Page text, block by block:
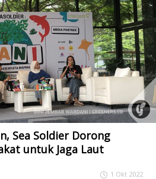
Sea Soldier Dorong
untuk Jaga Laut
1 Okt 2022